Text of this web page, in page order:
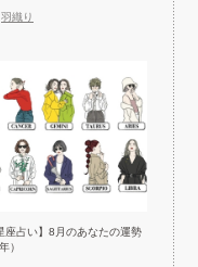
羽織り
座占い】8月のあなたの運勢
）